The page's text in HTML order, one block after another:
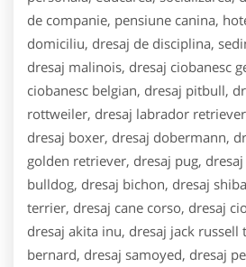
de companie, pensiune canina,
domiciliu, dresaj de disciplina,
dresaj malinois, dresaj ciobanesc
ciobanesc belgian, dresaj pitbull,
rottweiler, dresaj labrador
dresaj boxer, dresaj dobermann,
golden retriever, dresaj pug,
bulldog, dresaj bichon, dresaj
terrier, dresaj cane corso, dresaj
dresaj akita inu, dresaj jack russell
bernard, dresaj samoyed, dresaj